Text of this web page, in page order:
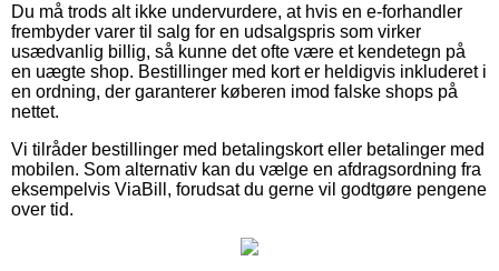
Du må trods alt ikke undervurdere, at hvis en e-forhandler
frembyder varer til salg for en udsalgspris som virker
usædvanlig billig, så kunne det ofte være et kendetegn på
en uægte shop. Bestillinger med kort er heldigvis inkluderet i
en ordning, der garanterer køberen imod falske shops på
nettet.
Vi tilråder bestillinger med betalingskort eller betalinger med
mobilen. Som alternativ kan du vælge en afdragsordning fra
eksempelvis ViaBill, forudsat du gerne vil godtgøre pengene
over tid.